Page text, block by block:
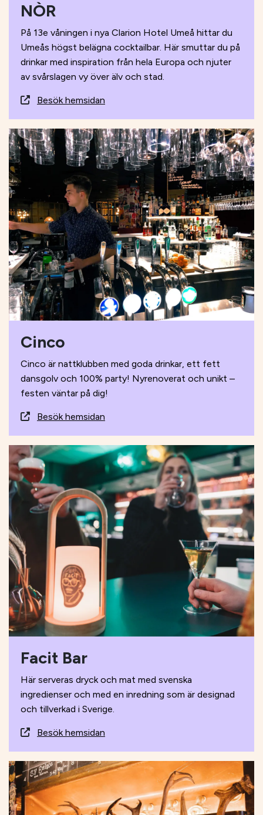
NÒR
På 13e våningen i nya Clarion Hotel Umeå hittar du
Umeås högst belägna cocktailbar. Här smuttar du på
drinkar med inspiration från hela Europa och njuter
av svårslagen vy över älv och stad.
Besök hemsidan
Cinco
Cinco är nattklubben med goda drinkar, ett fett
dansgolv och 100% party! Nyrenoverat och unikt –
festen väntar på dig!
Besök hemsidan
Facit Bar
Här serveras dryck och mat med svenska
ingredienser och med en inredning som är designad
och tillverkad i Sverige.
Besök hemsidan